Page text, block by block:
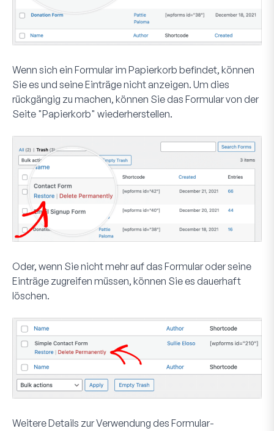
Wenn sich ein Formular im Papierkorb befindet, können
Sie es und seine Einträge nicht anzeigen. Um dies
rückgängig zu machen, können Sie das Formular von der
Seite "Papierkorb" wiederherstellen.
Oder, wenn Sie nicht mehr auf das Formular oder seine
Einträge zugreifen müssen, können Sie es dauerhaft
löschen.
Weitere Details zur Verwendung des Formular-